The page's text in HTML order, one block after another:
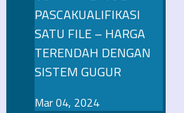
PASCAKUALIFIKASI
SATU FILE – HARGA
TERENDAH DENGAN
SISTEM GUGUR
Mar 04, 2024